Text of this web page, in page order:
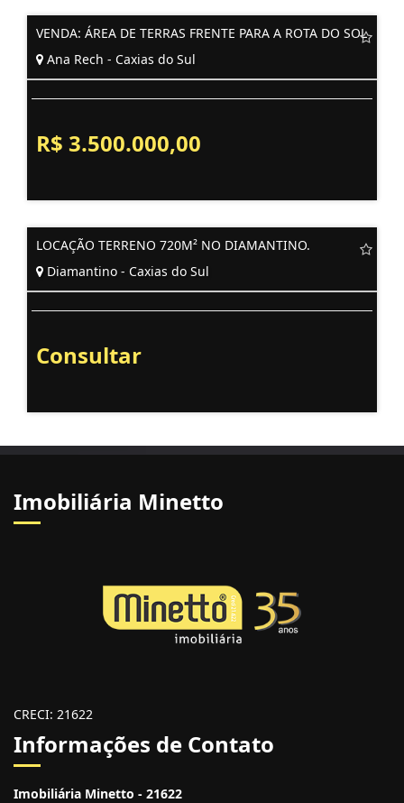
VENDA: ÁREA DE TERRAS FRENTE PARA A ROTA DO SOL
Ana Rech - Caxias do Sul
R$ 3.500.000,00
LOCAÇÃO TERRENO 720M² NO DIAMANTINO.
Diamantino - Caxias do Sul
Consultar
Imobiliária Minetto
CRECI: 21622
Informações de Contato
Imobiliária Minetto - 21622